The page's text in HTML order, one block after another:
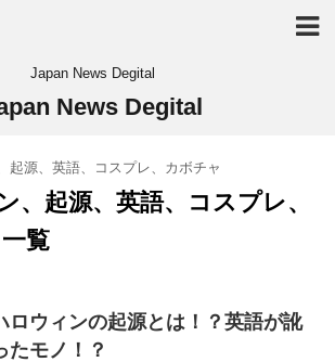
Japan News Degital
News Degital
起源、英語、コスプレ、カボチャ
、起源、英語、コスプレ、
覧
ロウィンの起源とは！？英語が訛
たモノ！？